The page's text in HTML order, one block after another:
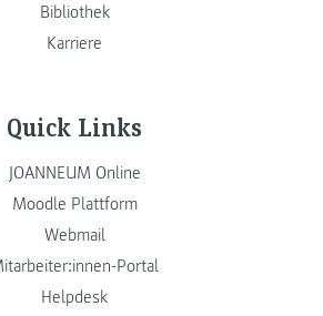
Bibliothek
Karriere
Quick Links
JOANNEUM Online
Moodle Plattform
Webmail
Portal
Helpdesk